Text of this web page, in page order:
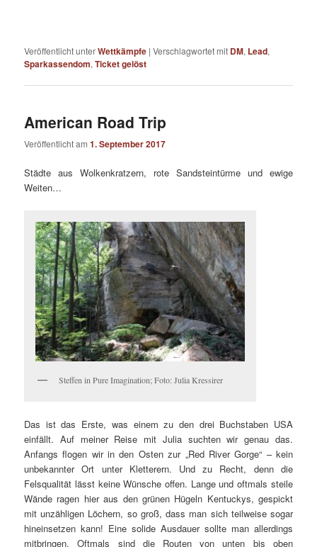
Veröffentlicht unterWettkämpfe |Verschlagwortet mit DM, Lead,
Sparkassendom,Ticket gelöst
American Road Trip
Veröffentlicht am1. September 2017
Städte aus Wolkenkratzern, rote Sandsteintürme und ewige
Weiten…
Steffen in Pure Imagination; Foto: Julia Kressirer
Das ist das Erste, was einem zu den drei Buchstaben USA
einfällt. Auf meiner Reise mit Julia suchten wir genau das.
Anfangs flogen wir in den Osten zur „Red River Gorge“ – kein
unbekannter Ort unter Kletterern. Und zu Recht, denn die
Felsqualität lässt keine Wünsche offen. Lange und oftmals steile
Wände ragen hier aus den grünen Hügeln Kentuckys, gespickt
mit unzähligen Löchern, so groß, dass man sich teilweise sogar
hineinsetzen kann! Eine solide Ausdauer sollte man allerdings
mitbringen. Oftmals sind die Routen von unten bis oben